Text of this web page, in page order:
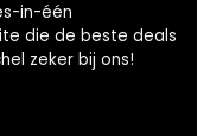
in-één
die de beste deals
zeker bij ons!